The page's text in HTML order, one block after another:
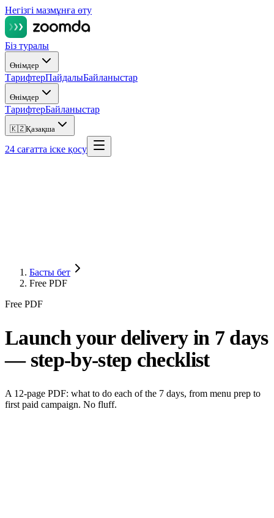
Негізгі мазмұнға өту
Біз туралы
Өнімдер
ТарифтерПайдалыБайланыстар
Өнімдер
ТарифтерБайланыстар
🇰🇿Қазақша
24 сағатта іске қосу
Басты бет
Free PDF
Free PDF
Launch your delivery in 7 days
— step-by-step checklist
A 12-page PDF: what to do each of the 7 days, from menu prep to
first paid campaign. No fluff.